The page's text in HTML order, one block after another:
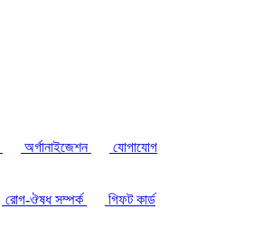
অর্গানাইজেশন
যোগাযোগ
রোগ-ঔষধ সম্পর্ক
গিফট কার্ড